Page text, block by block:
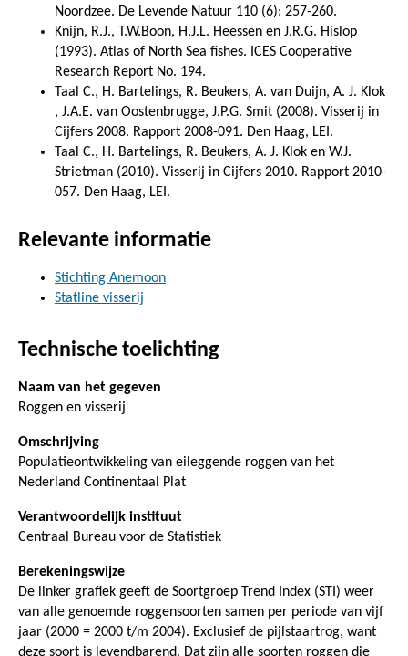
Noordzee. De Levende Natuur 110 (6): 257-260.
Knijn, R.J., T.W.Boon, H.J.L. Heessen en J.R.G. Hislop
(1993). Atlas of North Sea fishes. ICES Cooperative
Research Report No. 194.
Taal C., H. Bartelings, R. Beukers, A. van Duijn, A. J. Klok
, J.A.E. van Oostenbrugge, J.P.G. Smit (2008). Visserij in
Cijfers 2008. Rapport 2008-091. Den Haag, LEI.
Taal C., H. Bartelings, R. Beukers, A. J. Klok en W.J.
Strietman (2010). Visserij in Cijfers 2010. Rapport 2010-
057. Den Haag, LEI.
Relevante informatie
Stichting Anemoon
Statline visserij
Technische toelichting
Naam van het gegeven
Roggen en visserij
Omschrijving
Populatieontwikkeling van eileggende roggen van het
Nederland Continentaal Plat
Verantwoordelijk instituut
Centraal Bureau voor de Statistiek
Berekeningswijze
De linker grafiek geeft de Soortgroep Trend Index (STI) weer
van alle genoemde roggensoorten samen per periode van vijf
jaar (2000 = 2000 t/m 2004). Exclusief de pijlstaartrog, want
deze soort is levendbarend. Dat zijn alle soorten roggen die